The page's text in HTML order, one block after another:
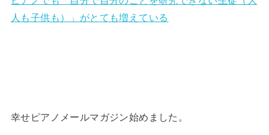
人も子供も）」がとても増えている
幸せピアノメールマガジン始めました。